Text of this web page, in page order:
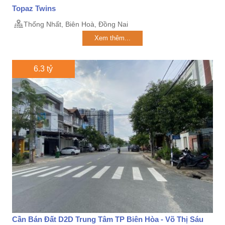
Topaz Twins
Thống Nhất, Biên Hoà, Đồng Nai
Xem thêm...
6.3 tỷ
Cần Bán Đất D2D Trung Tâm TP Biên Hòa - Võ Thị Sáu